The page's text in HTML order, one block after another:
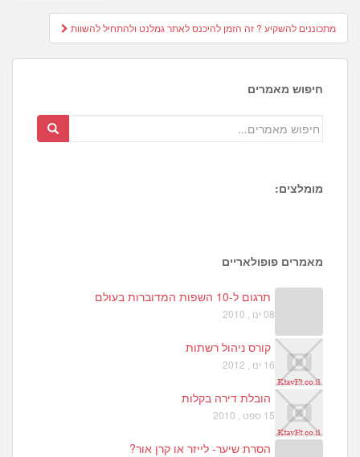
מתכוננים להשקיע ? זה הזמן להיכנס לאתר גמלנט ולהתחיל להשוות
חיפוש מאמרים
מומלצים:
5
מאמרים פופולאריים
תרגום ל-10 השפות המדוברות בעולם
08 ינו , 2010
קורס ניהול רשתות
16 ינו , 2012
הובלת דירה בקלות
15 ספט , 2010
הסרת שיער- לייזר או קרן אור?